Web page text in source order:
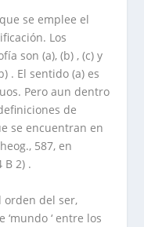
se emplee el
Los
son (a), (b) , (c) y
. El sentido (a) es
Pero aun dentro
de
se encuentran en
587, en
B 2) .
orden del ser,
‘ entre los